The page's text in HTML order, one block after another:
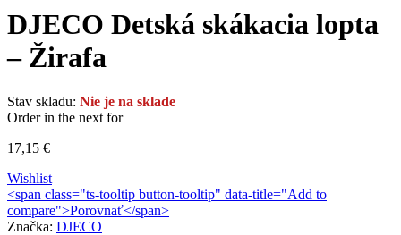
DJECO Detská skákacia lopta
– Žirafa
Stav skladu: Nie je na sklade
Order in the next for
17,15 €
Wishlist
<span class="ts-tooltip button-tooltip" data-title="Add to
compare">Porovnať</span>
Značka: DJECO